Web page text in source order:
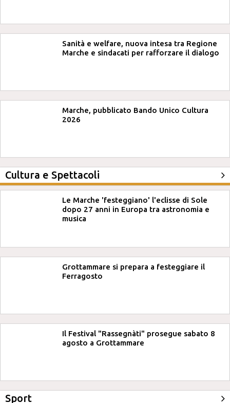
Sanità e welfare, nuova intesa tra Regione
Marche e sindacati per rafforzare il dialogo
Marche, pubblicato Bando Unico Cultura
2026
Cultura e Spettacoli
Le Marche 'festeggiano' l'eclisse di Sole
dopo 27 anni in Europa tra astronomia e
musica
Grottammare si prepara a festeggiare il
Ferragosto
Il Festival "Rassegnàti" prosegue sabato 8
agosto a Grottammare
Sport